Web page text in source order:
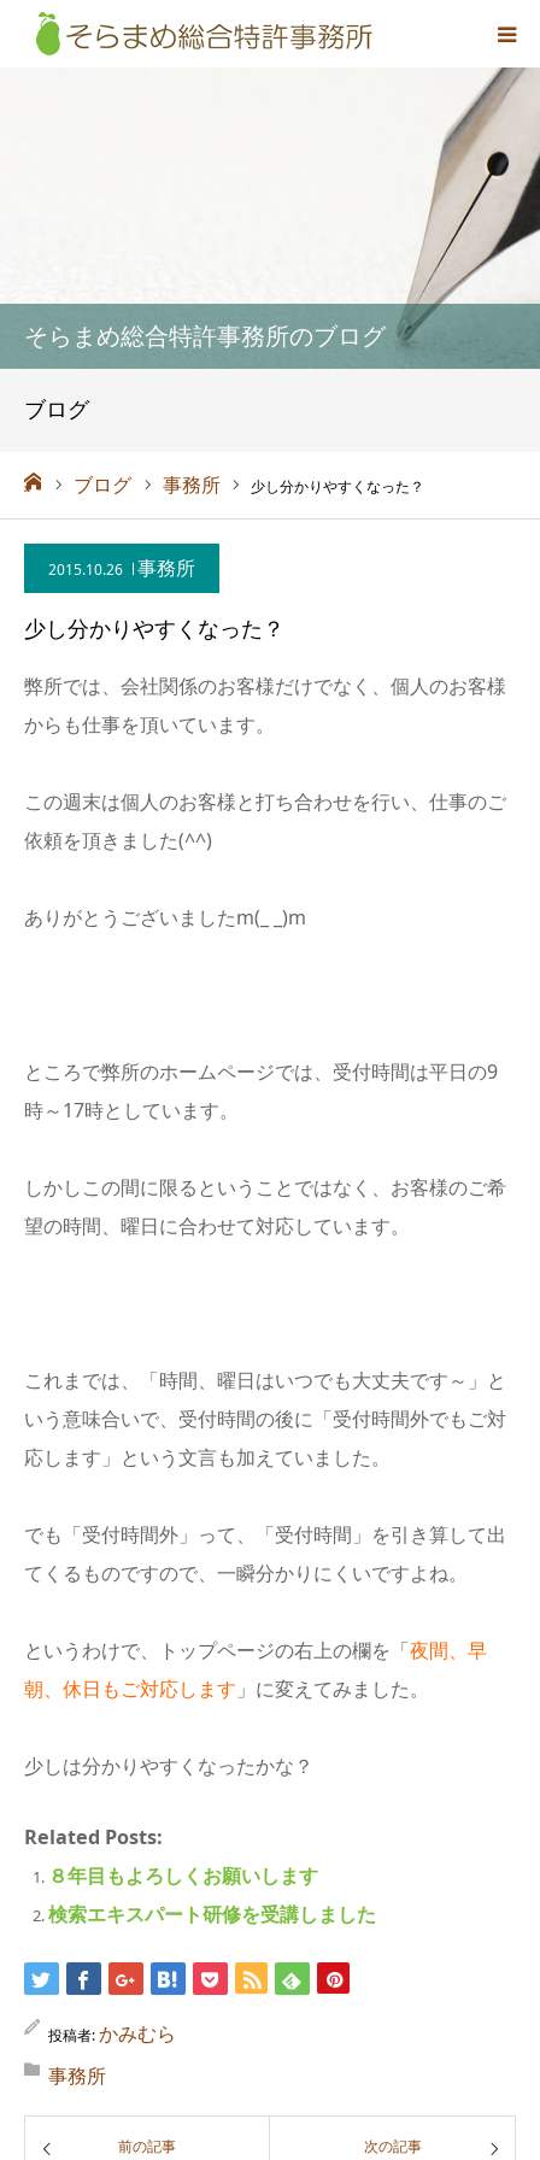
そらまめ総合特許事務所のブログ
ブログ
ム ブログ 事務所 少し分かりやすくなった？
2015.10.26 事務所
少し分かりやすくなった？
弊所では、会社関係のお客様だけでなく、個人のお客様
からも仕事を頂いています。
この週末は個人のお客様と打ち合わせを行い、仕事のご
依頼を頂きました(^^)
ありがとうございましたm(_ _)m
ところで弊所のホームページでは、受付時間は平日の9
時～17時としています。
しかしこの間に限るということではなく、お客様のご希
望の時間、曜日に合わせて対応しています。
これまでは、「時間、曜日はいつでも大丈夫です～」と
いう意味合いで、受付時間の後に「受付時間外でもご対
応します」という文言も加えていました。
でも「受付時間外」って、「受付時間」を引き算して出
てくるものですので、一瞬分かりにくいですよね。
というわけで、トップページの右上の欄を「夜間、早
朝、休日もご対応します 」に変えてみました。
少しは分かりやすくなったかな？
Related Posts:
８年目もよろしくお願いします
検索エキスパート研修を受講しました
投稿者:かみむら
事務所
前の記事 次の記事
料金
採用情報